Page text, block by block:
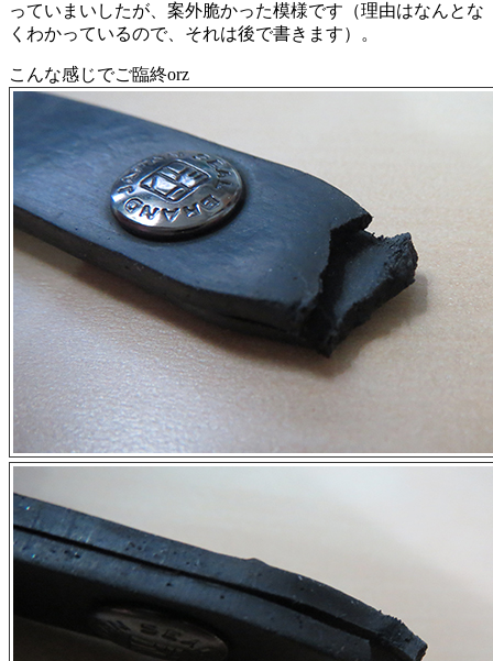
っていまいしたが、案外脆かった模様です（理由はなんとな
くわかっているので、それは後で書きます）。
こんな感じでご臨終orz